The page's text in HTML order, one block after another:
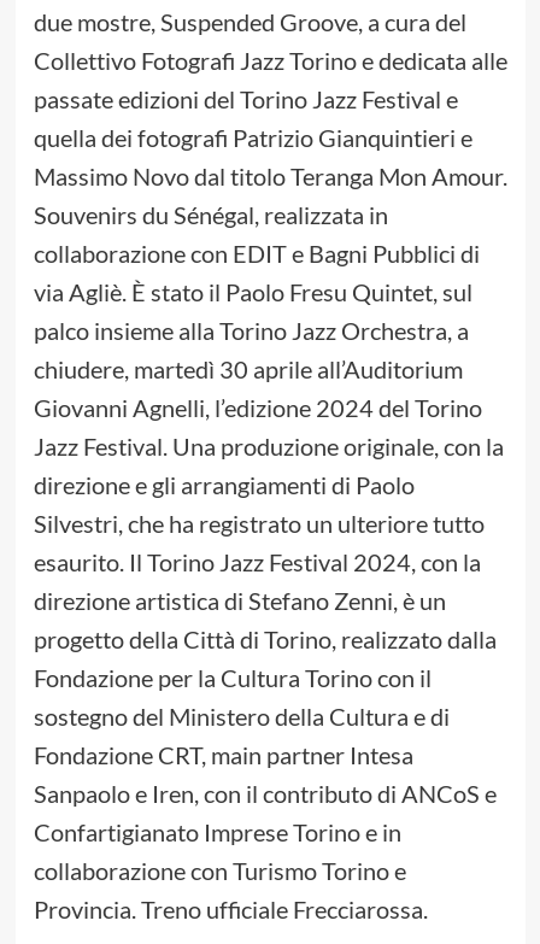
due mostre, Suspended Groove, a cura del
Collettivo Fotografi Jazz Torino e dedicata alle
passate edizioni del Torino Jazz Festival e
quella dei fotografi Patrizio Gianquintieri e
Massimo Novo dal titolo Teranga Mon Amour.
Souvenirs du Sénégal, realizzata in
collaborazione con EDIT e Bagni Pubblici di
via Agliè. È stato il Paolo Fresu Quintet, sul
palco insieme alla Torino Jazz Orchestra, a
chiudere, martedì 30 aprile all’Auditorium
Giovanni Agnelli, l’edizione 2024 del Torino
Jazz Festival. Una produzione originale, con la
direzione e gli arrangiamenti di Paolo
Silvestri, che ha registrato un ulteriore tutto
esaurito. Il Torino Jazz Festival 2024, con la
direzione artistica di Stefano Zenni, è un
progetto della Città di Torino, realizzato dalla
Fondazione per la Cultura Torino con il
sostegno del Ministero della Cultura e di
Fondazione CRT, main partner Intesa
Sanpaolo e Iren, con il contributo di ANCoS e
Confartigianato Imprese Torino e in
collaborazione con Turismo Torino e
Provincia. Treno ufficiale Frecciarossa.